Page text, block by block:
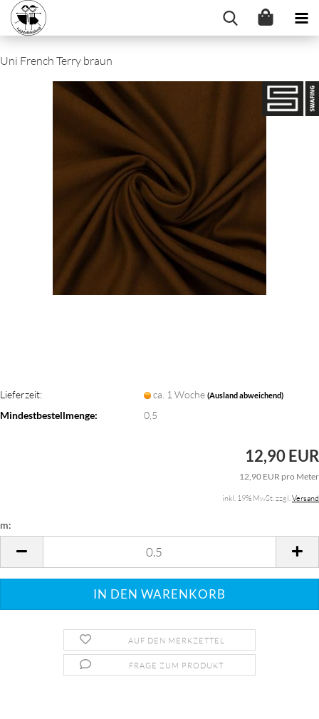
Uni French Terry braun
Lieferzeit: ca. 1 Woche (Ausland abweichend)
Mindestbestellmenge: 0,5
12,90 EUR
12,90 EUR pro Meter
inkl. 19% MwSt. zzgl.Versand
m:
AUF DEN MERKZETTEL
FRAGE ZUM PRODUKT